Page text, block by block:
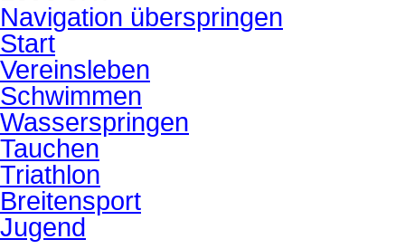
Navigation überspringen
Start
Vereinsleben
Schwimmen
Wasserspringen
Tauchen
Triathlon
Breitensport
Jugend